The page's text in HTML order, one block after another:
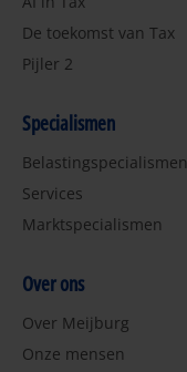
De toekomst van Tax
Pijler 2
Specialismen
Belastingspecialismen
Services
Marktspecialismen
Over ons
Over Meijburg
Onze mensen